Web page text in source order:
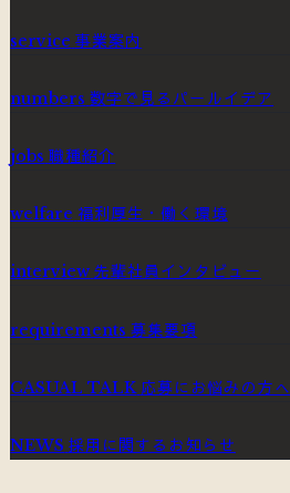
service 事業案内
numbers 数字で見るパールイデア
jobs 職種紹介
welfare 福利厚生・働く環境
interview 先輩社員インタビュー
requirements 募集要項
CASUAL TALK 応募にお悩みの方へ
NEWS 採用に関するお知らせ